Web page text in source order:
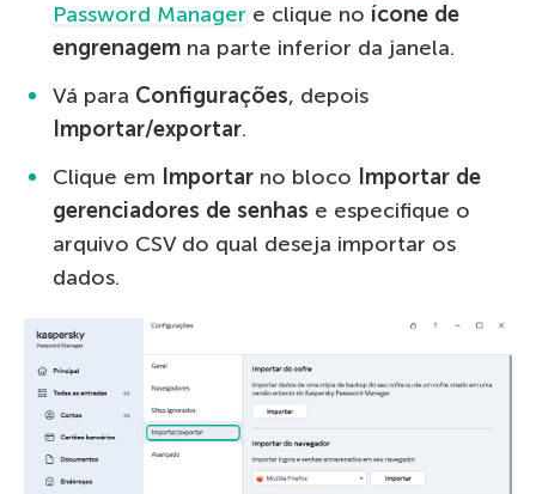
Password Manager e clique no ícone de
engrenagem na parte inferior da janela.
Vá para Configurações, depois
Importar/exportar.
Clique em Importar no bloco Importar de
gerenciadores de senhas e especifique o
arquivo CSV do qual deseja importar os
dados.